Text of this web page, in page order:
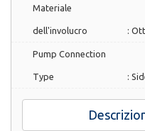
Materiale
dell'involucro :
Pump Connection
Type :